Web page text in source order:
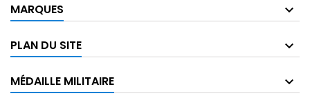
MARQUES
PLAN DU SITE
MÉDAILLE MILITAIRE